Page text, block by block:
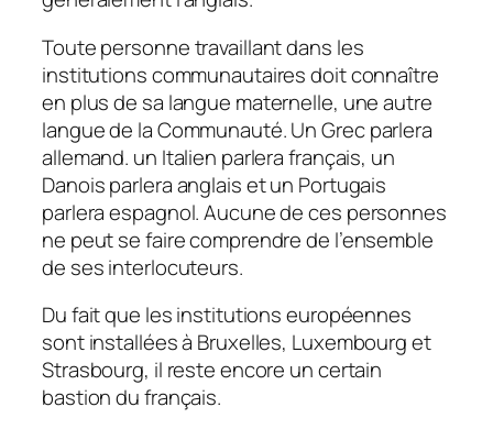
Toute personne travaillant dans les
institutions communautaires doit connaître
en plus de sa langue maternelle, une autre
langue de la Communauté. Un Grec parlera
allemand. un Italien parlera français, un
Danois parlera anglais et un Portugais
parlera espagnol. Aucune de ces personnes
ne peut se faire comprendre de l’ensemble
de ses interlocuteurs.
Du fait que les institutions européennes
sont installées à Bruxelles, Luxembourg et
Strasbourg, il reste encore un certain
bastion du français.